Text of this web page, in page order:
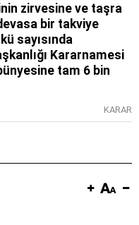
zirvesine ve taşra
bir takviye
sayısında
Kararnamesi
tam 6 bin
KARAR